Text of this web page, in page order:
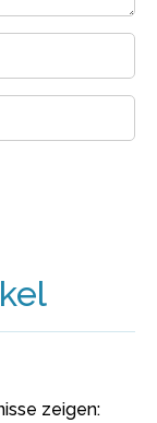
zeigen: